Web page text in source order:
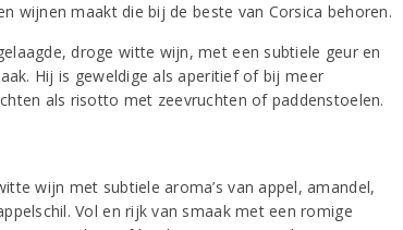
wijnen maakt die bij de beste van Corsica behoren.
droge witte wijn, met een subtiele geur en
Hij is geweldige als aperitief of bij meer
als risotto met zeevruchten of paddenstoelen.
wijn met subtiele aroma’s van appel, amandel,
Vol en rijk van smaak met een romige